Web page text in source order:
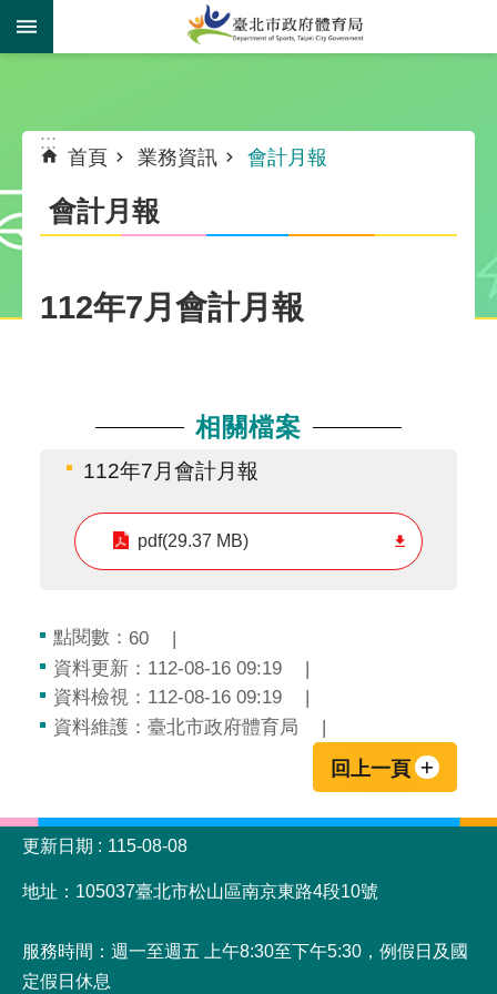
跳到主要內容區塊
:::
首頁 業務資訊 會計月報
會計月報
112年7月會計月報
相關檔案
112年7月會計月報
pdf(29.37 MB)
點閱數： 60
資料更新：112-08-16 09:19
資料檢視：112-08-16 09:19
資料維護：臺北市政府體育局
回上一頁
:::
更新日期
115-08-08
地址：105037臺北市松山區南京東路4段10號
服務時間：週一至週五 上午8:30至下午5:30，例假日及國
定假日休息